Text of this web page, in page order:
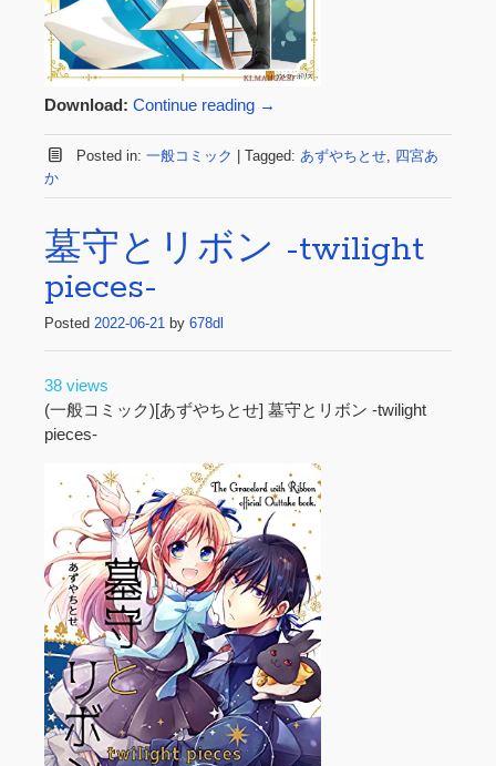
Download: Continue reading →
Posted in: 一般コミック | Tagged: あずやちとせ, 四宮あ
か
墓守とリボン -twilight
pieces-
Posted 2022-06-21 by 678dl
38 views
(一般コミック)[あずやちとせ] 墓守とリボン -twilight
pieces-